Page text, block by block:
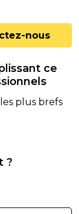
nous
ce
plus brefs
?